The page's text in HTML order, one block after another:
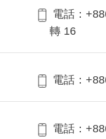
電話：
轉 16
電話：
電話：